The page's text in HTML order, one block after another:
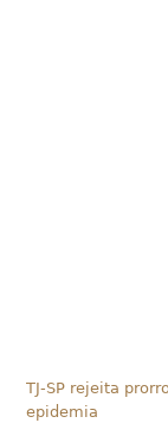
TJ-SP rejeita
epidemia